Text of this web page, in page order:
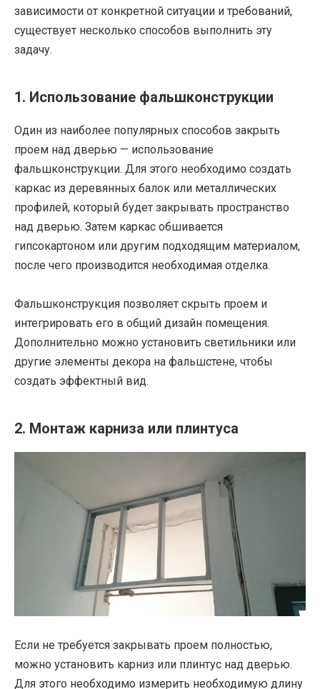
зависимости от конкретной ситуации и требований,
существует несколько способов выполнить эту
задачу.
1. Использование фальшконструкции
Один из наиболее популярных способов закрыть
проем над дверью — использование
фальшконструкции. Для этого необходимо создать
каркас из деревянных балок или металлических
профилей, который будет закрывать пространство
над дверью. Затем каркас обшивается
гипсокартоном или другим подходящим материалом,
после чего производится необходимая отделка.
Фальшконструкция позволяет скрыть проем и
интегрировать его в общий дизайн помещения.
Дополнительно можно установить светильники или
другие элементы декора на фальшстене, чтобы
создать эффектный вид.
2. Монтаж карниза или плинтуса
Если не требуется закрывать проем полностью,
можно установить карниз или плинтус над дверью.
Для этого необходимо измерить необходимую длину